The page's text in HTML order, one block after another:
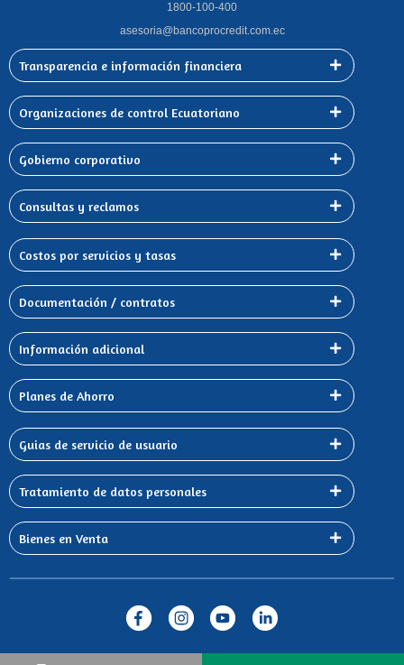
1800-100-400
asesoria@bancoprocredit.com.ec
Transparencia e información financiera
Organizaciones de control Ecuatoriano
Gobierno corporativo
Consultas y reclamos
Costos por servicios y tasas
Documentación / contratos
Información adicional
Planes de Ahorro
Guias de servicio de usuario
Tratamiento de datos personales
Bienes en Venta